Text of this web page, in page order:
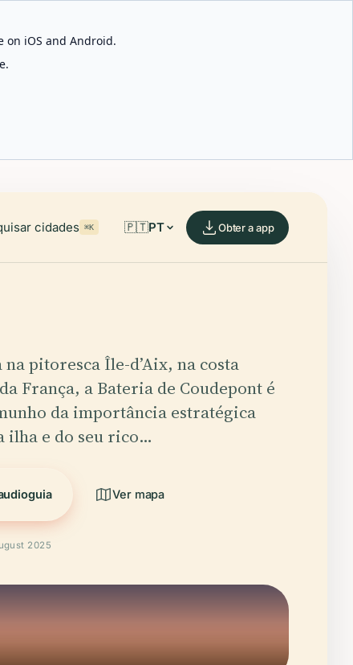
on iOS and Android.
cidades ⌘K 🇵🇹PT Obter a app
pitoresca Île-d’Aix, na costa
França, a Bateria de Coudepont é
da importância estratégica
ilha e do seu rico…
Ver mapa
2025